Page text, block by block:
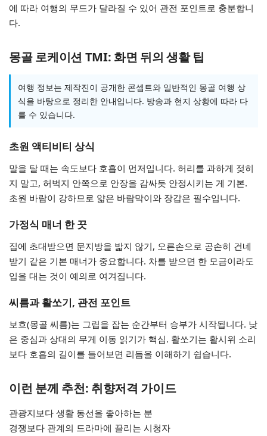
에 따라 여행의 무드가 달라질 수 있어 관전 포인트로 충분합니
다.
몽골 로케이션 TMI: 화면 뒤의 생활 팁
여행 정보는 제작진이 공개한 콘셉트와 일반적인 몽골 여행 상
식을 바탕으로 정리한 안내입니다. 방송과 현지 상황에 따라 다
를 수 있습니다.
초원 액티비티 상식
말을 탈 때는 속도보다 호흡이 먼저입니다. 허리를 과하게 젖히
지 말고, 허벅지 안쪽으로 안장을 감싸듯 안정시키는 게 기본.
초원 바람이 강하므로 얇은 바람막이와 장갑은 필수입니다.
가정식 매너 한 끗
집에 초대받으면 문지방을 밟지 않기, 오른손으로 공손히 건네
받기 같은 기본 매너가 중요합니다. 차를 받으면 한 모금이라도
입을 대는 것이 예의로 여겨집니다.
씨름과 활쏘기, 관전 포인트
보흐(몽골 씨름)는 그립을 잡는 순간부터 승부가 시작됩니다. 낮
은 중심과 상대의 무게 이동 읽기가 핵심. 활쏘기는 활시위 소리
보다 호흡의 길이를 들어보면 리듬을 이해하기 쉽습니다.
이런 분께 추천: 취향저격 가이드
관광지보다 생활 동선을 좋아하는 분
경쟁보다 관계의 드라마에 끌리는 시청자